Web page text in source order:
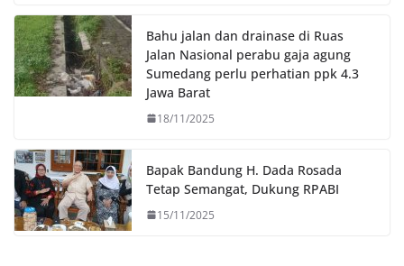
Bahu jalan dan drainase di Ruas
Jalan Nasional perabu gaja agung
Sumedang perlu perhatian ppk 4.3
Jawa Barat
18/11/2025
Bapak Bandung H. Dada Rosada
Tetap Semangat, Dukung RPABI
15/11/2025